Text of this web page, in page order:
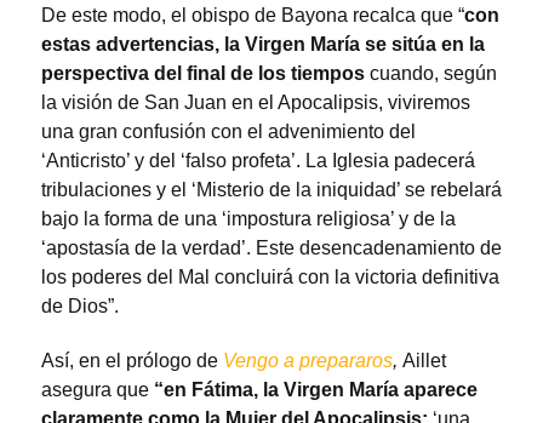
De este modo, el obispo de Bayona recalca que “con
estas advertencias, la Virgen María se sitúa en la
perspectiva del final de los tiempos cuando, según
la visión de San Juan en el Apocalipsis, viviremos
una gran confusión con el advenimiento del
‘Anticristo’ y del ‘falso profeta’. La Iglesia padecerá
tribulaciones y el ‘Misterio de la iniquidad’ se rebelará
bajo la forma de una ‘impostura religiosa’ y de la
‘apostasía de la verdad’. Este desencadenamiento de
los poderes del Mal concluirá con la victoria definitiva
de Dios”.
Así, en el prólogo de Vengo a prepararos, Aillet
asegura que “en Fátima, la Virgen María aparece
claramente como la Mujer del Apocalipsis: ‘una